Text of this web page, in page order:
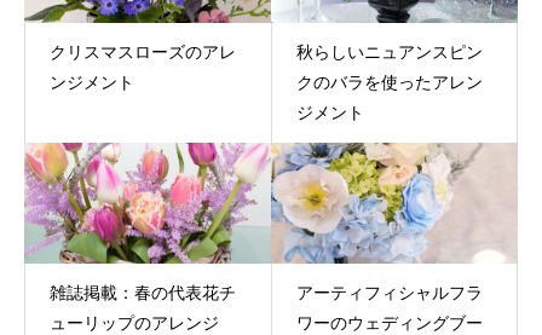
クリスマスローズのアレ
ンジメント
秋らしいニュアンスピン
クのバラを使ったアレン
ジメント
雑誌掲載：春の代表花チ
ューリップのアレンジ
アーティフィシャルフラ
ワーのウェディングブー